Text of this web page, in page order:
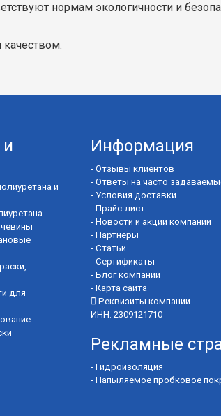
нормам экологичности и
и
для
Информация
- Отзывы клиентов
- Ответы на часто
- Условия доставки
- Прайс-лист
- Новости и акции компании
- Партнёры
- Статьи
- Сертификаты
- Блог компании
- Карта сайта
Реквизиты компании
ИНН: 2309121710
Рекламные
- Гидроизоляция
- Напыляемое пробковое